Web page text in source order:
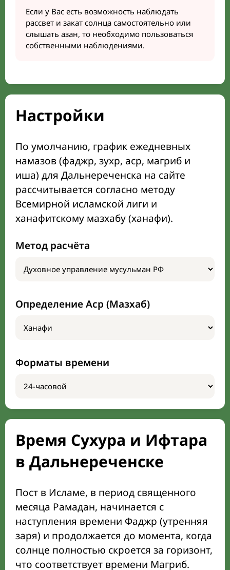
Если у Вас есть возможность наблюдать
рассвет и закат солнца самостоятельно или
слышать азан, то необходимо пользоваться
собственными наблюдениями.
Настройки
По умолчанию, график ежедневных
намазов (фаджр, зухр, аср, магриб и
иша) для Дальнереченска на сайте
рассчитывается согласно методу
Всемирной исламской лиги и
ханафитскому мазхабу (ханафи).
Метод расчёта
Определение Аср (Мазхаб)
Форматы времени
Время Сухура и Ифтара
в Дальнереченске
Пост в Исламе, в период священного
месяца Рамадан, начинается с
наступления времени Фаджр (утренняя
заря) и продолжается до момента, когда
солнце полностью скроется за горизонт,
что соответствует времени Магриб.